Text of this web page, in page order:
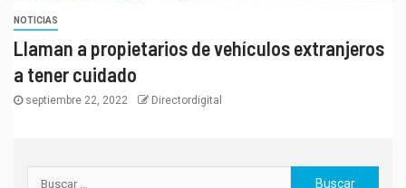
NOTICIAS
Llaman a propietarios de vehículos extranjeros
a tener cuidado
septiembre 22, 2022 Directordigital